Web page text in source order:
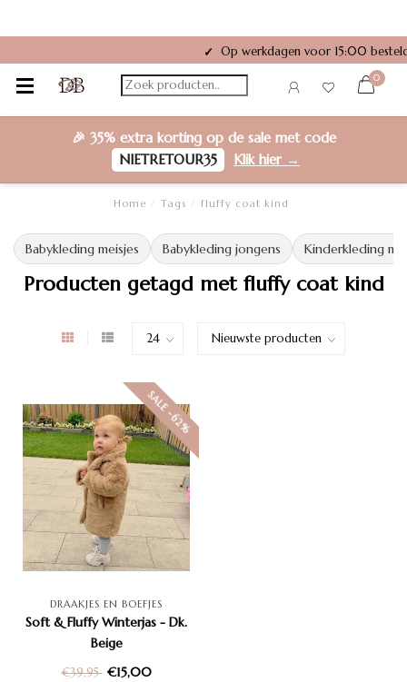
✓ Op werkdagen voor 15:00
0
🎉 35% extra kortingop de sale met code
NIETRETOUR35
Klik hier →
Home Tags fluffy coat kind
Babykleding meisjes Babykleding jongens Kinderkleding
Producten getagd met fluffy coat kind
SALE -62%
DRAAKJES EN BOEFJES
Soft & Fluffy Winterjas - Dk.
Beige
€39,95 €15,00